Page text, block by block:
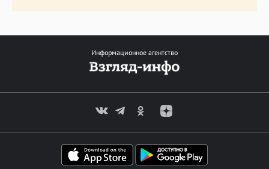
Информационное агентство